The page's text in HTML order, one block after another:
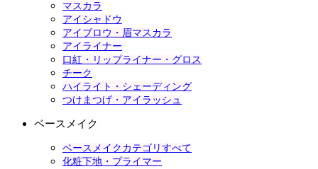
マスカラ
アイシャドウ
アイブロウ・眉マスカラ
アイライナー
口紅・リップライナー・グロス
チーク
ハイライト・シェーディング
つけまつげ・アイラッシュ
ベースメイク
ベースメイクカテゴリすべて
化粧下地・プライマー